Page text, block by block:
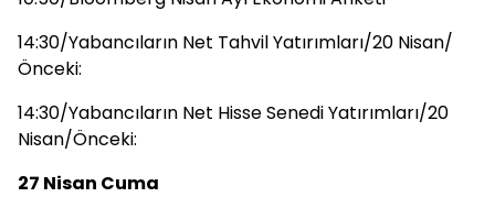
14:30/Yabancıların Net Tahvil Yatırımları/20 Nisan/
Önceki:
14:30/Yabancıların Net Hisse Senedi Yatırımları/20
Nisan/Önceki:
27 Nisan Cuma